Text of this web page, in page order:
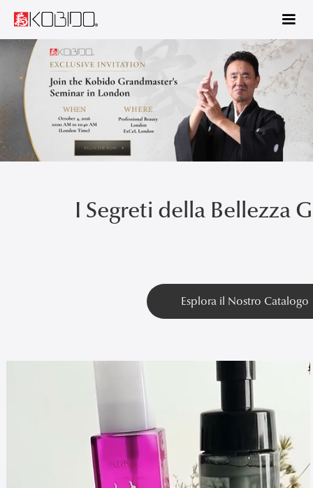
€29 for 90 days! Start learning KOBIDO® Level 1 with our 3-month
I Segreti della Bellezza
Esplora il Nostro Catalogo